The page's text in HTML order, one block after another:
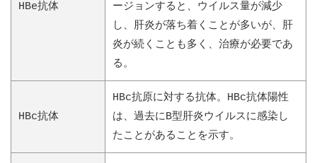
HBe抗体
ージョンすると、ウイルス量が減少
し、肝炎が落ち着くことが多いが、肝
炎が続くことも多く、治療が必要であ
る。
HBc抗体
HBc抗原に対する抗体。HBc抗体陽性
は、過去にB型肝炎ウイルスに感染し
たことがあることを示す。